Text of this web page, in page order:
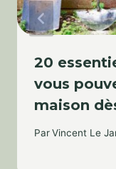
20
vous
maison
ParVincent Le